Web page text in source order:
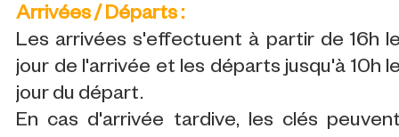
Arrivées / Départs :
Les arrivées s'effectuent à partir de 16h
jour de l'arrivée et les départs jusqu'à 10h
jour du départ.
En cas d'arrivée tardive, les clés